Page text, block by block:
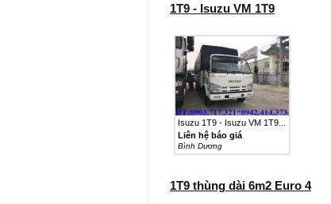
1T9 - Isuzu VM 1T9
Isuzu 1T9 - Isuzu VM 1T9...
Liên hệ báo giá
Bình Dương
1T9 thùng dài 6m2 Euro 4